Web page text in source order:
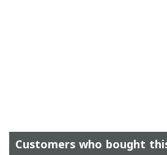
Customers who bought